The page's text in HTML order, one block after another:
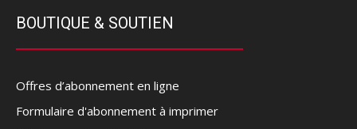
BOUTIQUE & SOUTIEN
Offres d’abonnement en ligne
Formulaire d'abonnement à imprimer